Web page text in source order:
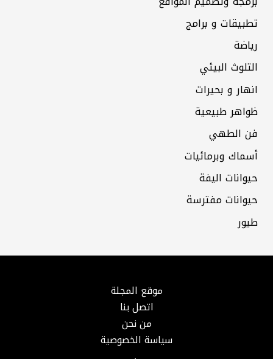
تطبيقات و برامج
رياضة
التلوث البيئي
انهار و بحيرات
ظواهر طبيعية
فن الطهي
أسماك وبرمائيات
حيوانات اليفة
حيوانات مفترسة
طيور
موقع المجلة
اتصل بنا
من نحن
سياسة الخصوصية